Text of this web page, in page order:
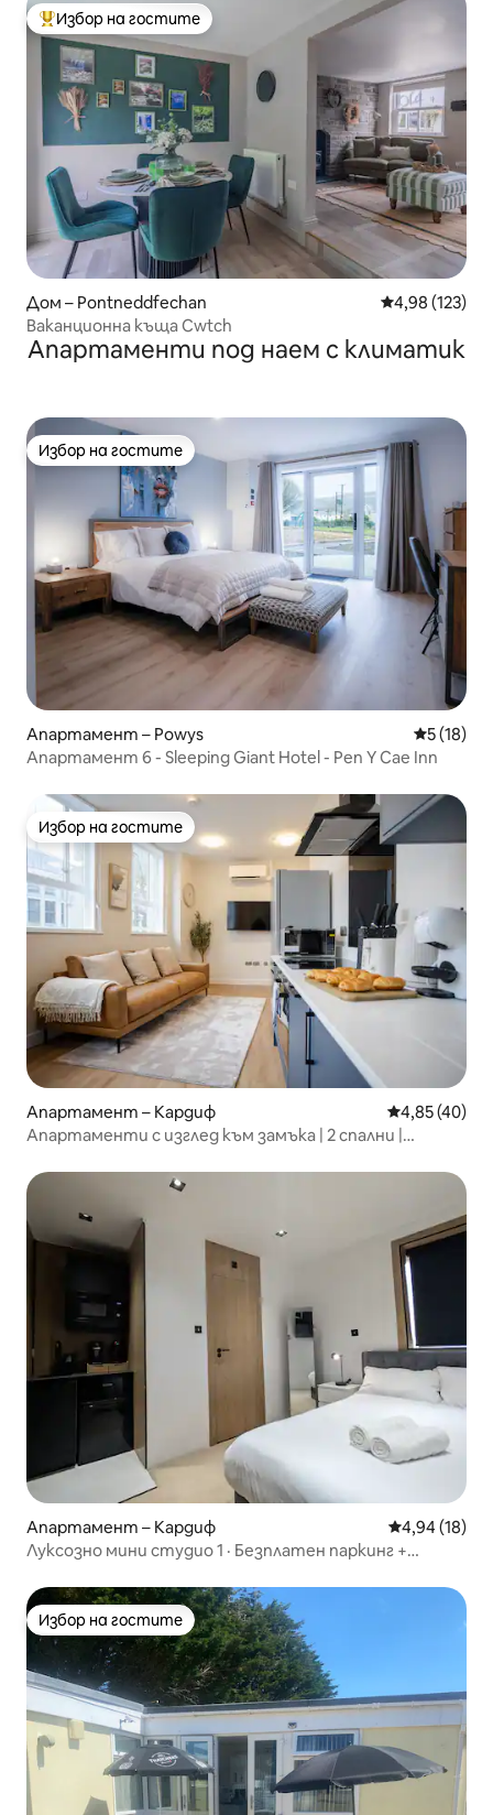
Най-популярен избор на гостите
Избор на гостите
Дом – Pontneddfechan Средна
4,98 (123)
Ваканционна къща Cwtch
Апартаменти под наем с климатик
Избор на гостите
Избор на гостите
Апартамент – Powys Средна
5 (18)
Апартамент 6 - Sleeping Giant Hotel - Pen Y Cae Inn
Избор на гостите
Избор на гостите
Апартамент – Кардиф Средна
4,85 (40)
Апартаменти с изглед към замъка | 2 спални |
Апартамент – Кардиф Средна
4,94 (18)
Луксозно мини студио 1 · Безплатен паркинг +
Избор на гостите
Избор на гостите